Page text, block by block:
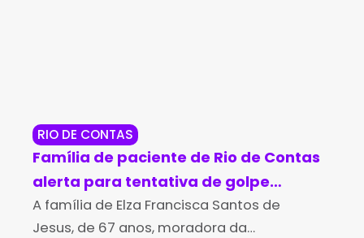
RIO DE CONTAS
Família de paciente de Rio de Contas
alerta para tentativa de golpe
durante campanha para compra de
medicamento de alto custo
A família de Elza Francisca Santos de
Jesus, de 67 anos, moradora da